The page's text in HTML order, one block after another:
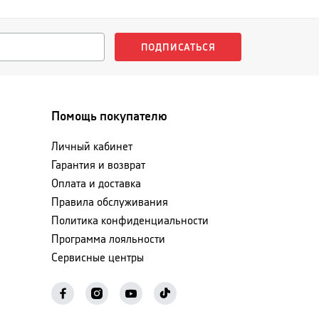
ПОДПИСАТЬСЯ
Помощь покупателю
Личный кабинет
Гарантия и возврат
Оплата и доставка
Правила обслуживания
Политика конфиденциальности
Программа лояльности
Сервисные центры